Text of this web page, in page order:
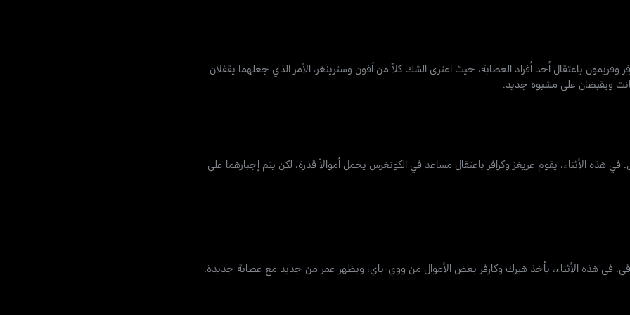
باعتقال أحد أفراد العصابة، حيث اعترى الشك كلاً من آفون وسترينغر، الأمر الذي جعلهما يقفلان
ويقبضان على مشبوه جديد.
هذه الأثناء، يقوم غريغز وكرافر باعتقال مساعد في الكونغرس يحمل أموالاً قذرة، لكن يتم إجبارهما على
في هذه الأثناء، يأخذ هيرك وكارفر بعض الأموال من ووي-باي، ويظهر عمر من جديد مع عصابة جديدة.